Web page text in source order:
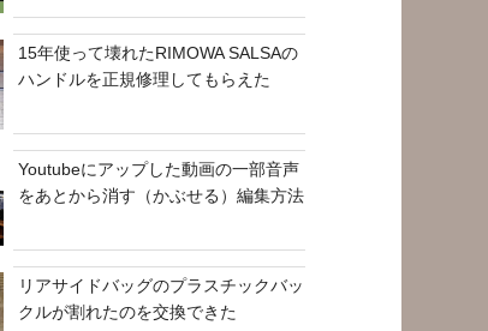
15年使って壊れたRIMOWA SALSAの
ハンドルを正規修理してもらえた
Youtubeにアップした動画の一部音声
をあとから消す（かぶせる）編集方法
リアサイドバッグのプラスチックバッ
クルが割れたのを交換できた